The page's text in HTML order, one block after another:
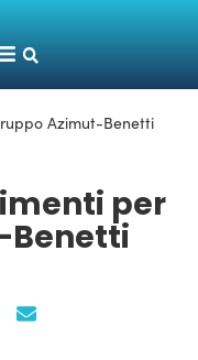
Azimut-Benetti
per
Benetti